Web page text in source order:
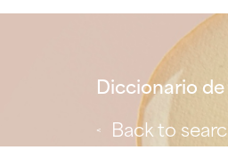
Diccionario
Back to